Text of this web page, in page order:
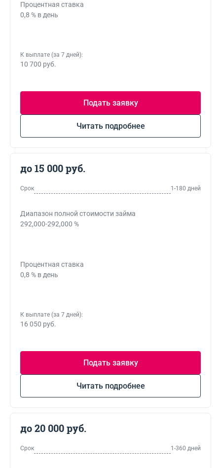
Процентная ставка
0,8 % в день
К выплате (за 7 дней):
10 700 руб.
Подать заявку
Читать подробнее
до 15 000 руб.
Срок 1-180 дней
Диапазон полной стоимости займа
292,000-292,000 %
Процентная ставка
0,8 % в день
К выплате (за 7 дней):
16 050 руб.
Подать заявку
Читать подробнее
до 20 000 руб.
Срок 1-360 дней